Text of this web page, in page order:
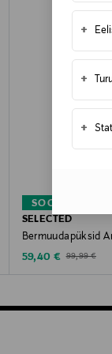
+
+
+
SOODUSTUS
SELECTED
Bermuudapüksid
Discounted Price
59,40 € Original Price
99,99 €